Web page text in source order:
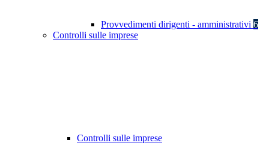
Provvedimenti dirigenti - amministrativi 6
Controlli sulle imprese
Controlli sulle imprese